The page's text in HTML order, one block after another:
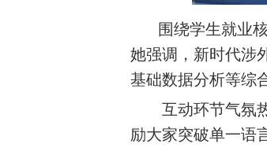
围绕学生就业核
她强调，新时代涉
基础数据分析等综
互动环节气氛热
励大家突破单一语